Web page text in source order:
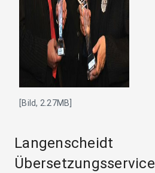
[Bild, 2.27MB]
Langenscheidt
Übersetzungsservice